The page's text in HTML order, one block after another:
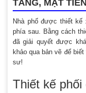
TẦNG, MẶT
Nhà phố được thiết
phía sau. Bằng cách
đã giải quyết được
khảo qua bản vẽ để
sư!
Thiết kế phối